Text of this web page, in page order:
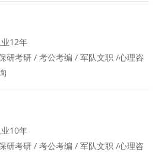
12年
研考研 / 考公考编 / 军队文职 /心理咨
10年
研考研 / 考公考编 / 军队文职 /心理咨